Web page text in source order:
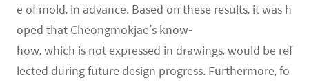
e of mold, in advance. Based on these results, it was h
oped that Cheongmokjae’s know-
how, which is not expressed in drawings, would be ref
lected during future design progress. Furthermore, fo